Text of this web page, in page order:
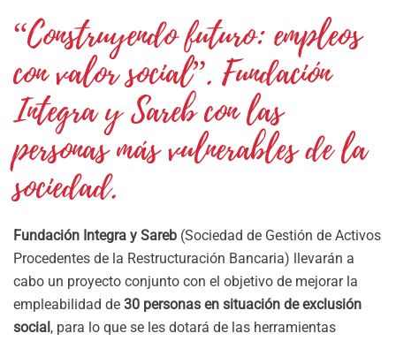
“Construyendo futuro: empleos
con valor social”. Fundación
Integra y Sareb con las
personas más vulnerables de la
sociedad.
Fundación Integra y Sareb (Sociedad de Gestión de Activos
Procedentes de la Restructuración Bancaria) llevarán a
cabo un proyecto conjunto con el objetivo de mejorar la
empleabilidad de 30 personas en situación de exclusión
social , para lo que se les dotará de las herramientas